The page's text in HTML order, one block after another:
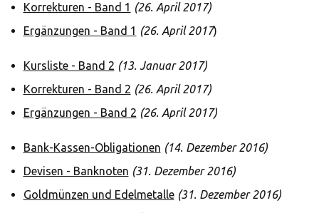
Korrekturen - Band 1 (26. April 2017)
Ergänzungen - Band 1 (26. April 2017)
Kursliste - Band 2 (13. Januar 2017)
Korrekturen - Band 2 (26. April 2017)
Ergänzungen - Band 2 (26. April 2017)
Bank-Kassen-Obligationen (14. Dezember 2016)
Devisen - Banknoten (31. Dezember 2016)
Goldmünzen und Edelmetalle (31. Dezember 2016)